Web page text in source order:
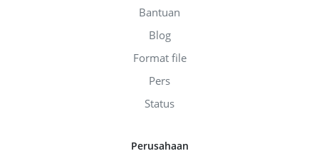
Bantuan
Blog
Format file
Pers
Status
Perusahaan